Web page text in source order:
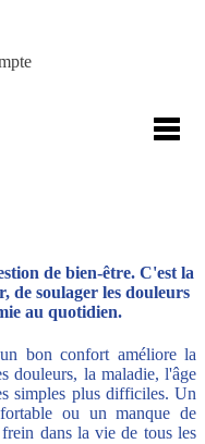
de bien-être. C'est la
de soulager les douleurs
au quotidien.
bon confort améliore la
douleurs, la maladie, l'âge
simples plus difficiles. Un
ou un manque de
dans la vie de tous les